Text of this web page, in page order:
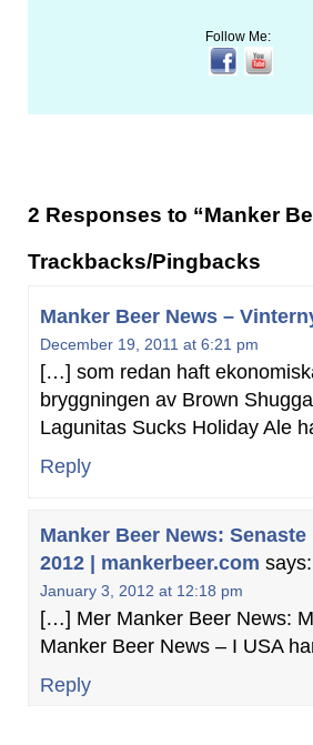
Follow Me:
2 Responses to “Manker
Trackbacks/Pingbacks
Manker Beer News –
December 19, 2011 at 6:21 pm
[…] som redan haft
bryggningen av Brown
Lagunitas Sucks Holiday Ale
Reply
Manker Beer News:
2012 | mankerbeer.com says:
January 3, 2012 at 12:18 pm
[…] Mer Manker Beer News:
Manker Beer News – I USA
Reply